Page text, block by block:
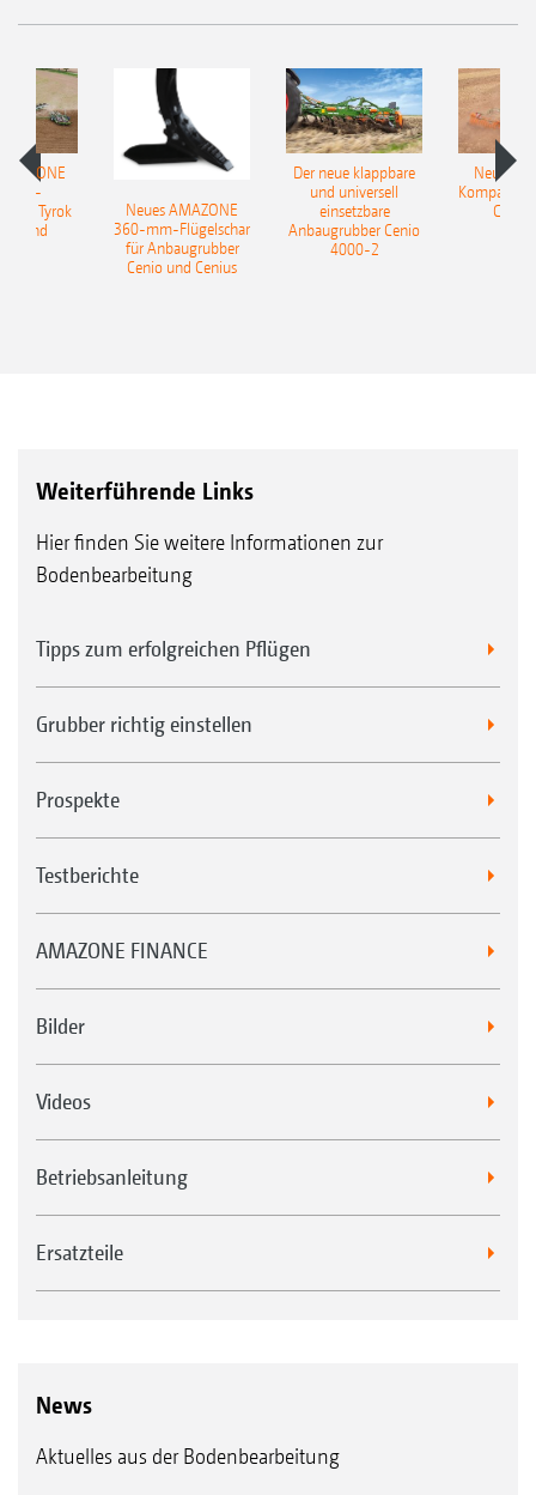
Tyrok
Neues AMAZONE
360-mm-Flügelschar
für Anbaugrubber
Cenio und Cenius
Der neue klappbare
und universell
einsetzbare
Anbaugrubber Cenio
4000-2
Neue
Weiterführende Links
Hier finden Sie weitere Informationen zur
Bodenbearbeitung
Tipps zum erfolgreichen Pflügen
Grubber richtig einstellen
Prospekte
Testberichte
AMAZONE FINANCE
Bilder
Videos
Betriebsanleitung
Ersatzteile
News
Aktuelles aus der Bodenbearbeitung